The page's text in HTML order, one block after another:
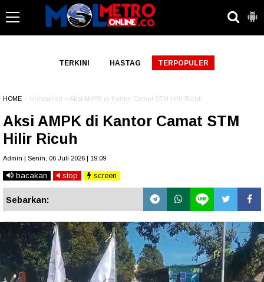
TERKINI HASTAG TERPOPULER
HOME » Unlabelled » Aksi AMPK di Kantor Camat STM Hilir Ricuh
Aksi AMPK di Kantor Camat STM
Hilir Ricuh
Admin | Senin, 06 Juli 2026 | 19:09
bacakan stop screen
Sebarkan: